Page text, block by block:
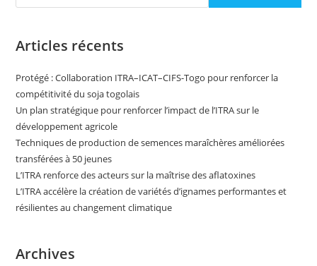
Articles récents
Protégé : Collaboration ITRA–ICAT–CIFS-Togo pour renforcer la
compétitivité du soja togolais
Un plan stratégique pour renforcer l’impact de l’ITRA sur le
développement agricole
Techniques de production de semences maraîchères améliorées
transférées à 50 jeunes
L’ITRA renforce des acteurs sur la maîtrise des aflatoxines
L’ITRA accélère la création de variétés d’ignames performantes et
résilientes au changement climatique
Archives